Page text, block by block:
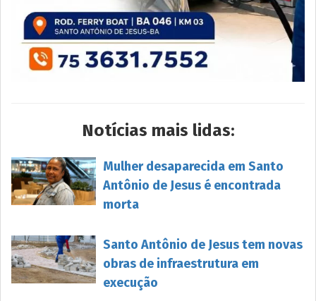
Notícias mais lidas:
Mulher desaparecida em Santo
Antônio de Jesus é encontrada
morta
Santo Antônio de Jesus tem novas
obras de infraestrutura em
execução